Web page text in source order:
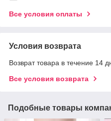
Все условия оплаты
Условия возврата
Возврат товара в течение 14
Все условия возврата
Подобные товары